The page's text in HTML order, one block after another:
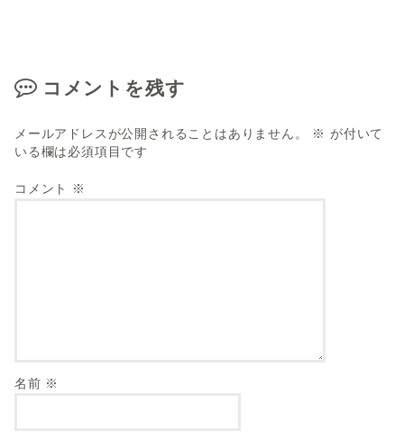
コメントを残す
メールアドレスが公開されることはありません。 ※ が付いて
いる欄は必須項目です
コメント ※
名前 ※